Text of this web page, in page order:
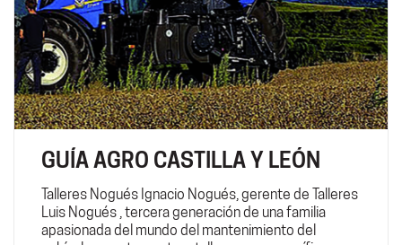
GUÍA AGRO CASTILLA Y LEÓN
Talleres Nogués Ignacio Nogués, gerente de Talleres
Luis Nogués , tercera generación de una familia
apasionada del mundo del mantenimiento del